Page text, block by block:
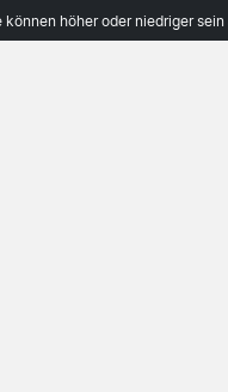
höher oder niedriger